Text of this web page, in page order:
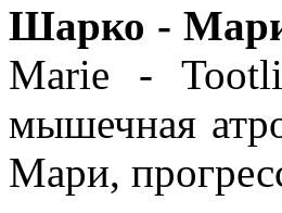
Шарко -
Marie -
мышечная
Мари,